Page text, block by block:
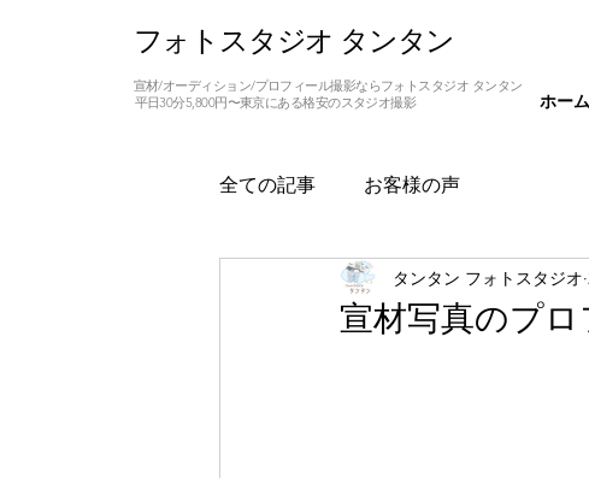
フォトスタジオ タンタン
宣材/オーディション/プロフィール撮影ならフォトスタジオ タンタン
平日30分5,800円〜東京にある格安のスタジオ撮影
ホーム
全ての記事 お客様の声
宣材写真のプ
タンタン フォトスタジオ